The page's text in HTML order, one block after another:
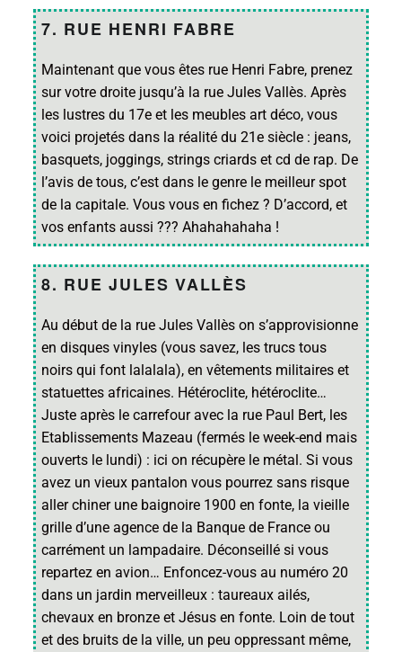
7. RUE HENRI FABRE
Maintenant que vous êtes rue Henri Fabre, prenez
sur votre droite jusqu’à la rue Jules Vallès. Après
les lustres du 17e et les meubles art déco, vous
voici projetés dans la réalité du 21e siècle : jeans,
basquets, joggings, strings criards et cd de rap. De
l’avis de tous, c’est dans le genre le meilleur spot
de la capitale. Vous vous en fichez ? D’accord, et
vos enfants aussi ??? Ahahahahaha !
8. RUE JULES VALLÈS
Au début de la rue Jules Vallès on s’approvisionne
en disques vinyles (vous savez, les trucs tous
noirs qui font lalalala), en vêtements militaires et
statuettes africaines. Hétéroclite, hétéroclite…
Juste après le carrefour avec la rue Paul Bert, les
Etablissements Mazeau (fermés le week-end mais
ouverts le lundi) : ici on récupère le métal. Si vous
avez un vieux pantalon vous pourrez sans risque
aller chiner une baignoire 1900 en fonte, la vieille
grille d’une agence de la Banque de France ou
carrément un lampadaire. Déconseillé si vous
repartez en avion… Enfoncez-vous au numéro 20
dans un jardin merveilleux : taureaux ailés,
chevaux en bronze et Jésus en fonte. Loin de tout
et des bruits de la ville, un peu oppressant même,